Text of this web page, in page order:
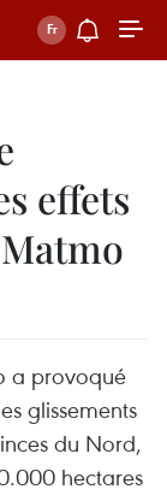
effets
a provoqué
glissements
du Nord,
hectares